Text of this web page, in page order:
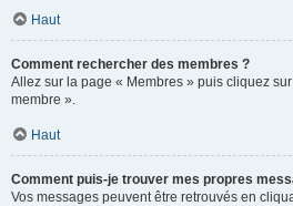
Haut
Comment rechercher des membres ?
Allez sur la page « Membres » puis cliquez
membre ».
Haut
Comment puis-je trouver mes propres
Vos messages peuvent être retrouvés en